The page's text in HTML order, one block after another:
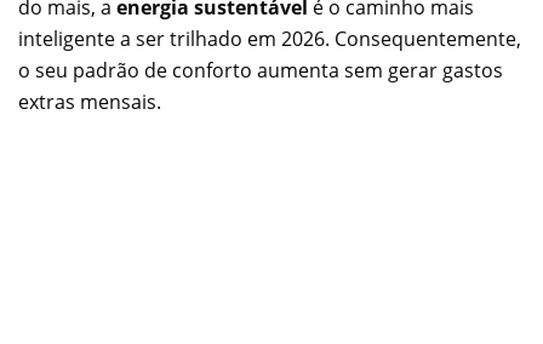
do mais, a energia sustentável é o caminho mais
inteligente a ser trilhado em 2026. Consequentemente,
o seu padrão de conforto aumenta sem gerar gastos
extras mensais.